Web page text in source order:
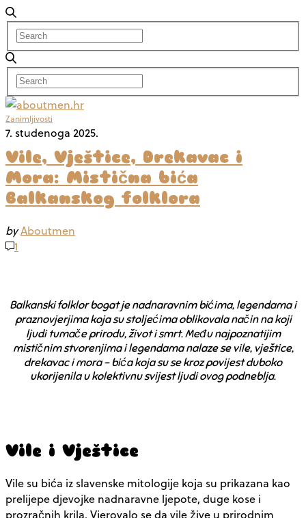
Zanimljivosti
7. studenoga 2025.
Vile, Vještice, Drekavac i
Mora: Mistična bića
Balkanskog folklora
byAboutmen
1
Balkanski folklor bogat je nadnaravnim bićima, legendama i
praznovjerjima koja su stoljećima oblikovala način na koji
ljudi tumače prirodu, život i smrt. Među najpoznatijim
mističnim stvorenjima i legendama nalaze se vile, vještice,
drekavac i mora – bića koja su se kroz povijest duboko
ukorijenila u kolektivnu svijest ljudi ovog podneblja.
Vile i Vještice
Vile su bića iz slavenske mitologije koja su prikazana kao
prelijepe djevojke nadnaravne ljepote, duge kose i
prozračnih krila. Vjerovalo se da vile žive u prirodnim